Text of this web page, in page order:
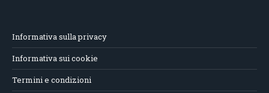
Informativa sulla privacy
Informativa sui cookie
Termini e condizioni